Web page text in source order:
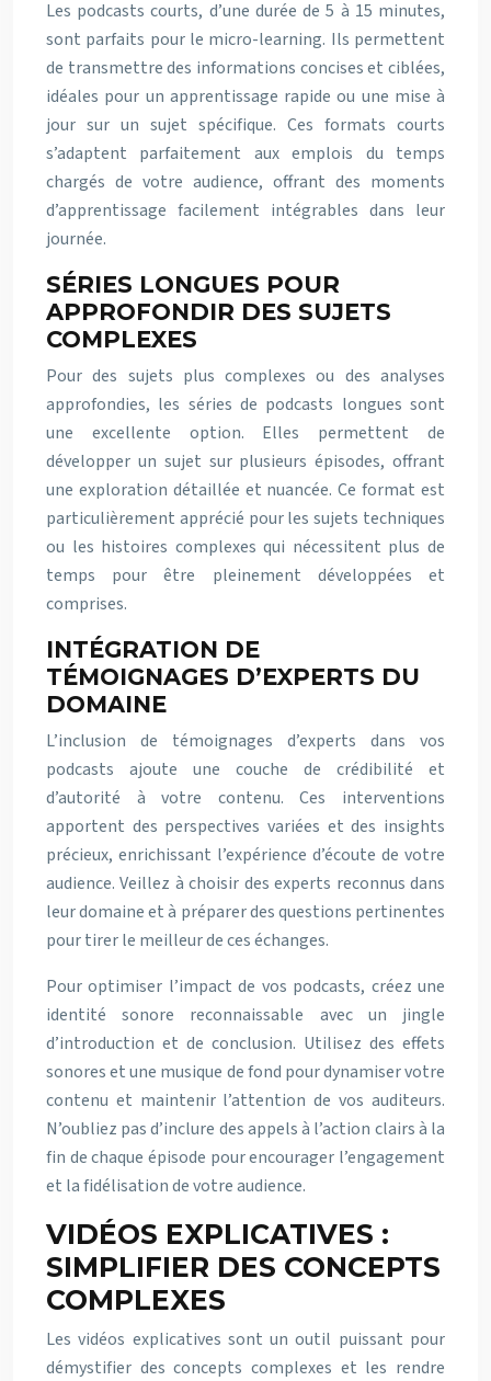
Les podcasts courts, d’une durée de 5 à 15 minutes,
sont parfaits pour le micro-learning. Ils permettent
de transmettre des informations concises et ciblées,
idéales pour un apprentissage rapide ou une mise à
jour sur un sujet spécifique. Ces formats courts
s’adaptent parfaitement aux emplois du temps
chargés de votre audience, offrant des moments
d’apprentissage facilement intégrables dans leur
journée.
SÉRIES LONGUES POUR
APPROFONDIR DES SUJETS
COMPLEXES
Pour des sujets plus complexes ou des analyses
approfondies, les séries de podcasts longues sont
une excellente option. Elles permettent de
développer un sujet sur plusieurs épisodes, offrant
une exploration détaillée et nuancée. Ce format est
particulièrement apprécié pour les sujets techniques
ou les histoires complexes qui nécessitent plus de
temps pour être pleinement développées et
comprises.
INTÉGRATION DE
TÉMOIGNAGES D’EXPERTS DU
DOMAINE
L’inclusion de témoignages d’experts dans vos
podcasts ajoute une couche de crédibilité et
d’autorité à votre contenu. Ces interventions
apportent des perspectives variées et des insights
précieux, enrichissant l’expérience d’écoute de votre
audience. Veillez à choisir des experts reconnus dans
leur domaine et à préparer des questions pertinentes
pour tirer le meilleur de ces échanges.
Pour optimiser l’impact de vos podcasts, créez une
identité sonore reconnaissable avec un jingle
d’introduction et de conclusion. Utilisez des effets
sonores et une musique de fond pour dynamiser votre
contenu et maintenir l’attention de vos auditeurs.
N’oubliez pas d’inclure des appels à l’action clairs à la
fin de chaque épisode pour encourager l’engagement
et la fidélisation de votre audience.
VIDÉOS EXPLICATIVES :
SIMPLIFIER DES CONCEPTS
COMPLEXES
Les vidéos explicatives sont un outil puissant pour
démystifier des concepts complexes et les rendre